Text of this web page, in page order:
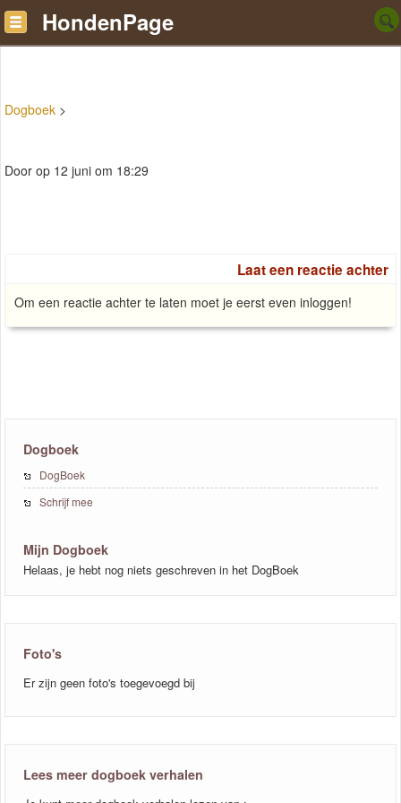
HondenPage
Dogboek >
Door op 12 juni om 18:29
Laat een reactie achter
Om een reactie achter te laten moet je eerst even inloggen!
Dogboek
DogBoek
Schrijf mee
Mijn Dogboek
Helaas, je hebt nog niets geschreven in het DogBoek
Foto's
Er zijn geen foto's toegevoegd bij
Lees meer dogboek verhalen